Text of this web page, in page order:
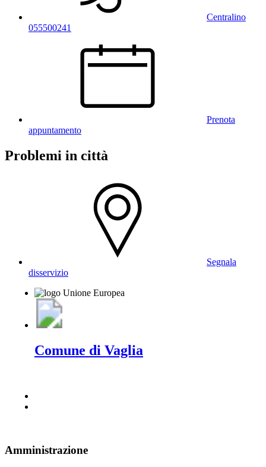
Centralino
055500241
Prenota
appuntamento
Problemi in città
Segnala
disservizio
Comune di Vaglia
Amministrazione